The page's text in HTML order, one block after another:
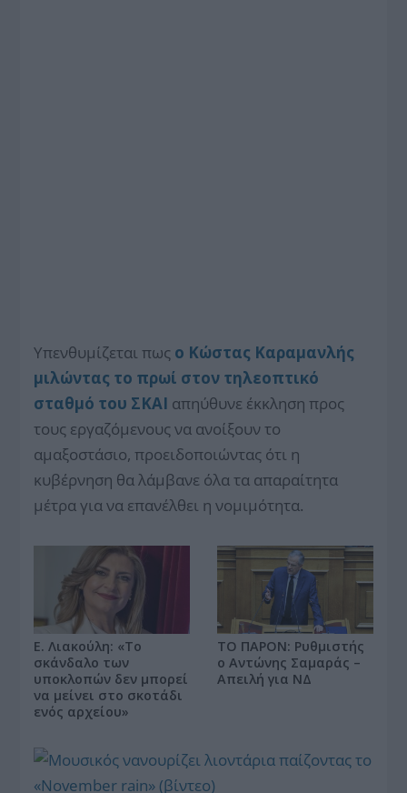
Υπενθυμίζεται πως ο Κώστας Καραμανλής
μιλώντας το πρωί στον τηλεοπτικό
σταθμό του ΣΚΑΙ απηύθυνε έκκληση προς
τους εργαζόμενους να ανοίξουν το
αμαξοστάσιο, προειδοποιώντας ότι η
κυβέρνηση θα λάμβανε όλα τα απαραίτητα
μέτρα για να επανέλθει η νομιμότητα.
Ε. Λιακούλη: «Το
σκάνδαλο των
υποκλοπών δεν μπορεί
να μείνει στο σκοτάδι
ενός αρχείου»
ΤΟ ΠΑΡΟΝ: Ρυθμιστής
ο Αντώνης Σαμαράς –
Απειλή για ΝΔ